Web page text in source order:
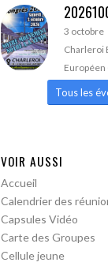
3 octobre
Charleroi
Européen
Tous les
VOIR AUSSI
Accueil
Calendrier des
Capsules Vidéo
Carte des Groupes
Cellule jeune